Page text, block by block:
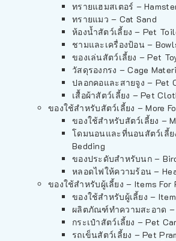
ทรายแฮมสเตอร์ –
ทรายแมว – Cat Sand
ห้องน้ำสัตว์เลี้ยง – Pet
ชามและเครื่องป้อน –
ของเล่นสัตว์เลี้ยง – Pet
วัสดุรองกรง – Cage
ปลอกคอและสายจูง – Pet
เสื้อผ้าสัตว์เลี้ยง – Pet
ของใช้สำหรับสัตว์เลี้ยง – More
ของใช้สำหรับสัตว์เลี้ยง –
โดมนอนและที่นอนสัตว์เลี้ย
Bedding
ของประดับสำหรับนก –
หลอดไฟให้ความร้อน –
ของใช้สำหรับผู้เลี้ยง – Items For
ของใช้สำหรับผู้เลี้ยง –
ผลิตภัณฑ์ทำความสะอาด –
กระเป๋าสัตว์เลี้ยง – Pet
รถเข็นสัตว์เลี้ยง – Pet